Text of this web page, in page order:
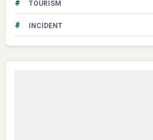
# TOURISM
# INCIDENT